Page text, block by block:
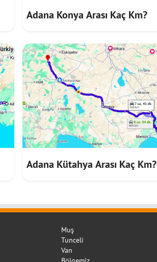
Adana Konya Arası Kaç Km?
Adana Kütahya Arası Kaç Km?
Muş
Tunceli
Van